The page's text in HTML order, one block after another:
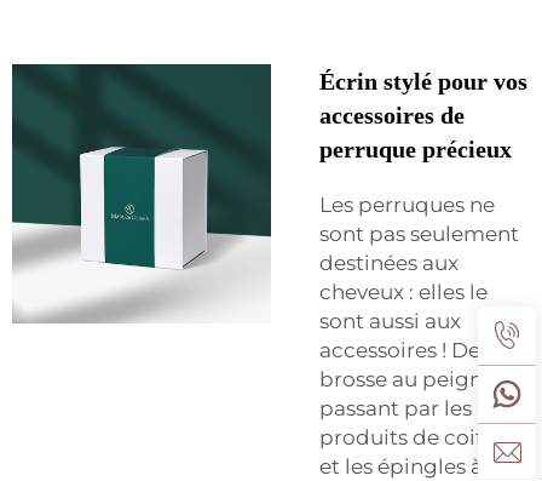
Écrin stylé pour vos
accessoires de
perruque précieux
Les perruques ne
sont pas seulement
destinées aux
cheveux : elles le
sont aussi aux
accessoires ! De la
brosse au peigne, en
passant par les
produits de coiffage
et les épingles à